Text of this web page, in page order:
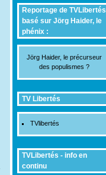
Reportage de TVLibertés
basé sur Jörg Haider, le
phénix :
Jörg Haider, le précurseur
des populismes ?
TV Libertés
TVlibertés
TVLibertés - info en
continu